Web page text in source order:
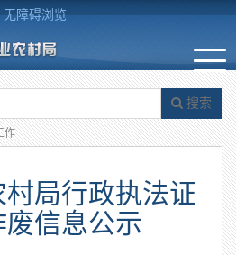
无障碍浏览
搜索
作
局行政执法证
废信息公示